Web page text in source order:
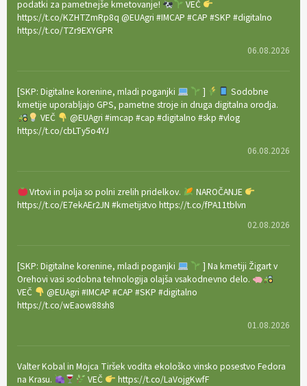
podatki za pametnejše kmetovanje!
VEČ
https://t.co/KZHTZmRp8q @EUAgri #IMCAP #CAP #SKP #digitalno
https://t.co/TZr9EXYGPR
06.08.2026
[SKP: Digitalne korenine, mladi poganjki ]
Sodobne
kmetije uporabljajo GPS, pametne stroje in druga digitalna orodja.
VEČ
@EUAgri #imcap #cap #digitalno #skp #vlog
https://t.co/cbLTy5o4YJ
06.08.2026
Vrtovi in polja so polni zrelih pridelkov.
NAROČANJE
https://t.co/E7ekAEr2JN #kmetijstvo https://t.co/fPA11tblvn
02.08.2026
[SKP: Digitalne korenine, mladi poganjki
] Na kmetiji Žigart v
Orehovi vasi sodobna tehnologija olajša vsakodnevno delo.
VEČ
@EUAgri #IMCAP #CAP #SKP #digitalno
https://t.co/wEaow88sh8
01.08.2026
Valter Kobal in Mojca Tiršek vodita ekološko vinsko posestvo Fedora
na Krasu.
VEČ
https://t.co/LaVojgKwfF